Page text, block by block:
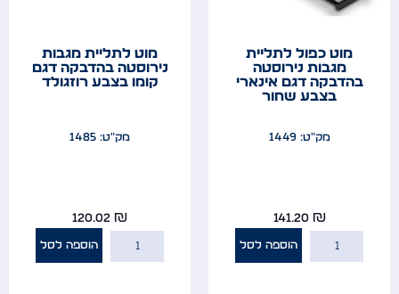
מוט כפול לתליית
מגבות נירוסטה
בהדבקה דגם אינארי
בצבע שחור
מק"ט: 1449
141.20₪
הוספה לסל
מוט לתליית מגבות
נירוסטה בהדבקה דגם
קומו בצבע רוזגולד
מק"ט: 1485
120.02₪
הוספה לסל